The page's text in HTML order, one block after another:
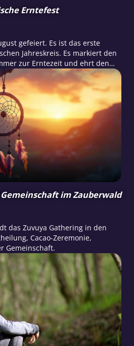
Erntefest
gefeiert. Es ist das erste
Jahreskreis. Es markiert den
zur Erntezeit und ehrt den
von Handwerk, Kunst und
im Zauberwald
das Zuvuya Gathering in den
Cacao-Zeremonie,
Gemeinschaft.